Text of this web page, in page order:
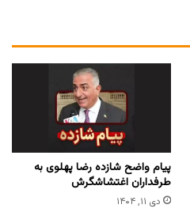
پیام واضح شازده رضا پهلوی به
طرفداران اغتشاشگرش
دی ۱۱, ۱۴۰۴